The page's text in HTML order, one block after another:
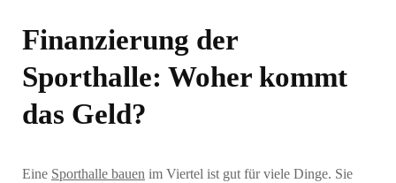
Finanzierung der
Sporthalle: Woher kommt
das Geld?
Eine Sporthalle bauen im Viertel ist gut für viele Dinge. Sie